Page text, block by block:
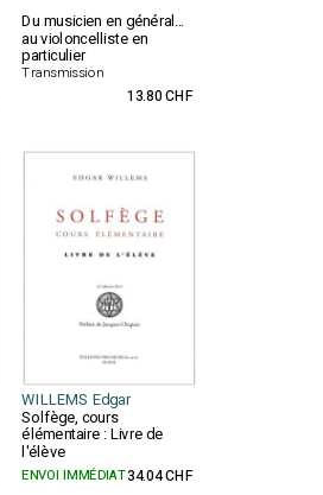
Du musicien en général...
au violoncelliste en
particulier
Transmission
13.80 CHF
WILLEMS Edgar
Solfège, cours
élémentaire : Livre de
l'élève
ENVOI IMMÉDIAT34.04 CHF